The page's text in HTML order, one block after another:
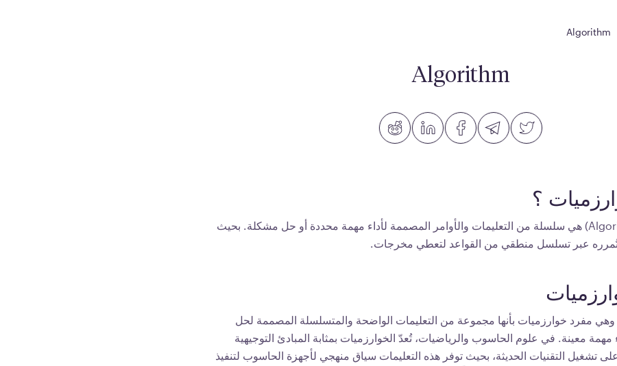
Algorithm
Algorithm
؟
الخوارزميات (Algorithms) هي سلسلة من التعليمات والأوامر المصممة لأداء مهمة محددة أو حل مشكلة. بحيث
عبر تسلسل منطقي من القواعد لتعطي مخرجات.
وهي مفرد خوارزميات بأنها مجموعة من التعليمات الواضحة والمتسلسلة المصممة لحل
معينة. في علوم الحاسوب والرياضيات، تُعدّ الخوارزميات بمثابة المبادئ التوجيهية
تشغيل التقنيات الحديثة، بحيث توفر هذه التعليمات سياق منهجي لأجهزة الحاسوب لتنفيذ